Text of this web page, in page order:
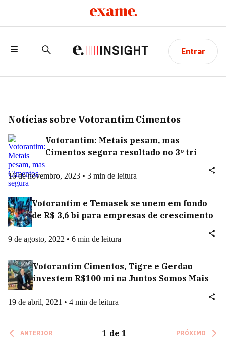
Entrar
Notícias sobre Votorantim Cimentos
Votorantim: Metais pesam, mas
Cimentos segura resultado no 3º tri
16 de novembro, 2023 • 3 min de leitura
Votorantim e Temasek se unem em fundo
de R$ 3,6 bi para empresas de crescimento
9 de agosto, 2022 • 6 min de leitura
Votorantim Cimentos, Tigre e Gerdau
investem R$100 mi na Juntos Somos Mais
19 de abril, 2021 • 4 min de leitura
ANTERIOR 1 de 1 PRÓXIMO